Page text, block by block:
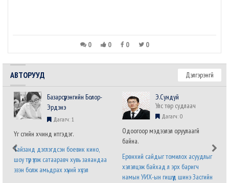
0 0 0 0
АВТОРУУД Дэлгэрэнгүй
Базарсүрэнгийн Болор-
Эрдэнэ
Дагагч: 1
Үг үсгийн хүчинд итгэдэг.
Тайзанд дэглэгдсэн боевик кино,
шоу түр үзэж сатааравч хувь заяандаа
эзэн болж амьдрах хүний хүсэл
Э.Сундуй
Улс төр судлаач
Дагагч: 0
Одоогоор мэдээлэл оруулаагүй
байна.
Ерөнхий сайдыг томилох асуудлыг
хэлэлцэж байхад л эрх баригч
намын УИХ-ын гишүүд шинэ Засгийн